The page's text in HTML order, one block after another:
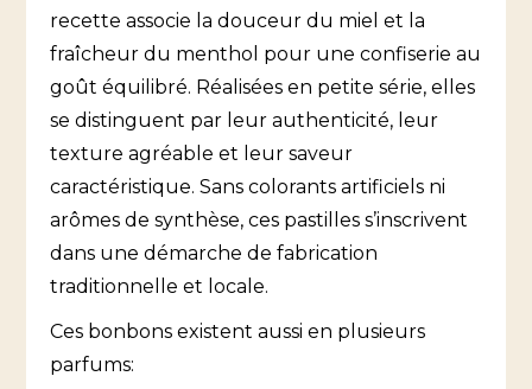
recette associe la douceur du miel et la
fraîcheur du menthol pour une confiserie au
goût équilibré. Réalisées en petite série, elles
se distinguent par leur authenticité, leur
texture agréable et leur saveur
caractéristique. Sans colorants artificiels ni
arômes de synthèse, ces pastilles s’inscrivent
dans une démarche de fabrication
traditionnelle et locale.
Ces bonbons existent aussi en plusieurs
parfums: